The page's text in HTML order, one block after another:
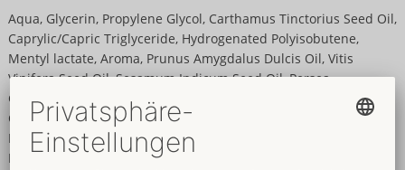
Aqua, Glycerin, Propylene Glycol, Carthamus Tinctorius Seed Oil,
Caprylic/Capric Triglyceride, Hydrogenated Polyisobutene,
Mentyl lactate, Aroma, Prunus Amygdalus Dulcis Oil, Vitis
Vinifera Seed Oil, Sesamum Indicum Seed Oil, Persea
Gratissima Oil, Helianthus Annuus Seed Oil, Brassica
Campestris Seed Oil, Arginine, Citric Acid,
Ethylene/Propylene/Styrene Copolymer,
Butylene/Ethylene/Styrene Copolymer, Polyquaternium-7,